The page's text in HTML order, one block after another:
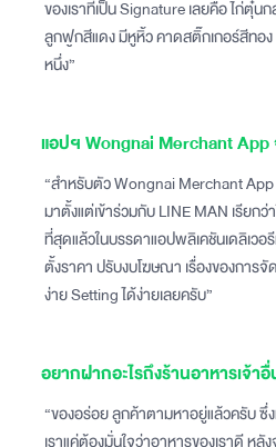
ของเราที่เป็น Signature เลยคือ ไก่ตุ๋น
ลูกฟูกสีแดง มีหูหิ้ว คาดสติ๊กเกอร์สีทอง
หนึ่ง”
แอปฯ Wongnai Merchant
“สำหรับตัว Wongnai Merchant App
มาตั้งแต่เข้าร่วมกับ LINE MAN เรียกว่
ที่สุดแล้วในบรรดาแอปพลิเคชันเดลิเวอ
ตั้งราคา ปรับงบโฆษณา เรื่องของการ
ง่าย Setting ได้ง่ายเลยครับ”
อยากฝากอะไรถึงร้านอาหารเจ้า
“ของอร่อย ลูกค้าตามหาอยู่แล้วครับ ซึ่